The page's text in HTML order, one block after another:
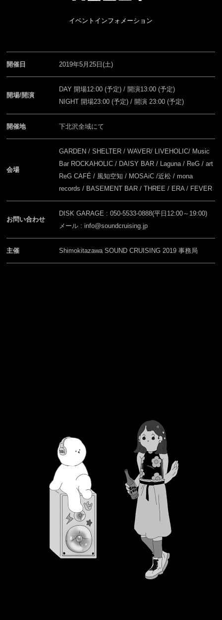
イベントインフォメーション
開催日 2019年5月25日(土)
開場/開演
DAY 開場12:00 (予定) / 開演13:00 (予定)
NIGHT 開場23:00 (予定) / 開演 23:00 (予定)
開催地 下北沢全域にて
会場
GARDEN / SHELTER / WAVER/ LIVEHOLIC/ Music
Bar ROCKAHOLIC / DAISY BAR / Laguna / ReG / art
ReG CAFÉ / 風知空知 / MOSAiC /近松 / mona
records / BASEMENT BAR / THREE / ERA / FEVER
お問い合わせ
DISK GARAGE : 050-5533-0888(平日12:00～19:00)
メール : info@soundcruising.jp
主催 Shimokitazawa SOUND CRUISING 2019 事務局